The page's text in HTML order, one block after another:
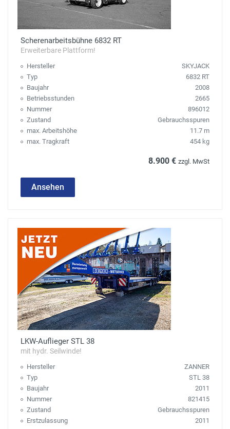
Scherenarbeitsbühne 6832 RT
Erweiterbare Plattform!
Hersteller
SKYJACK
Typ
6832 RT
Baujahr
2008
Betriebsstunden
2665
Nummer
896012
Zustand
Gebrauchsspuren
max. Arbeitshöhe
11.7 m
max. Tragkraft
454 kg
8.900 € zzgl. MwSt
Ansehen
LKW-Auflieger STL 38
mit hydr. Seilwinde!
Hersteller
ZANNER
Typ
STL 38
Baujahr
2011
Nummer
821415
Zustand
Gebrauchsspuren
Erstzulassung
2011